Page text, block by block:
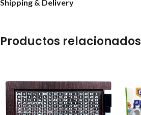
Shipping & Delivery
Productos relacionados